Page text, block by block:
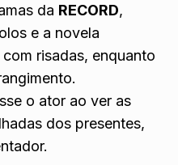
da RECORD,
e a novela
risadas, enquanto
o ator ao ver as
dos presentes,